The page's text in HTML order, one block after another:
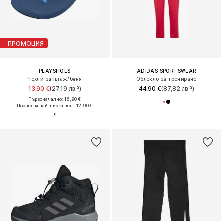
ПРОМОЦИЯ
PLAYSHOES
Чехли за плаж/баня
13,90 €(27,19 лв.³)
Първоначално: 16,90 €
Последна най-ниска цена:12,90 €
ADIDAS SPORTSWEAR
Облекло за трениране
44,90 €(87,82 лв.³)